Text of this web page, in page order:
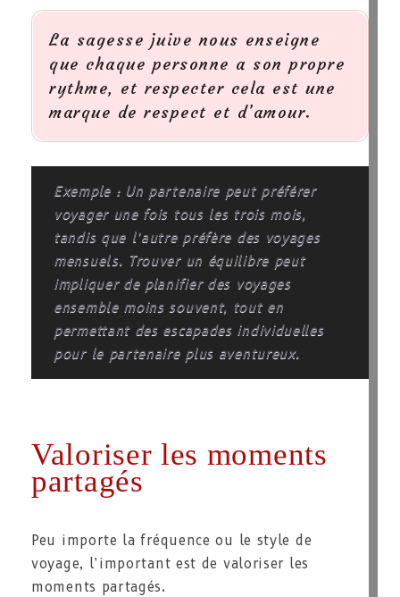
La sagesse juive nous enseigne
que chaque personne a son propre
rythme, et respecter cela est une
marque de respect et d’amour.
Exemple : Un partenaire peut préférer
voyager une fois tous les trois mois,
tandis que l’autre préfère des voyages
mensuels. Trouver un équilibre peut
impliquer de planifier des voyages
ensemble moins souvent, tout en
permettant des escapades individuelles
pour le partenaire plus aventureux.
Valoriser les moments
partagés
Peu importe la fréquence ou le style de
voyage, l’important est de valoriser les
moments partagés.